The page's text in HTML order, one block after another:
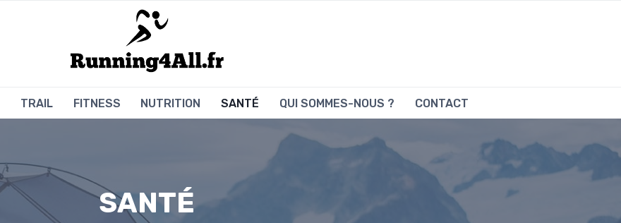
TRAIL FITNESS NUTRITION SANTÉ QUI SOMMES-NOUS ? CONTACT
SANTÉ